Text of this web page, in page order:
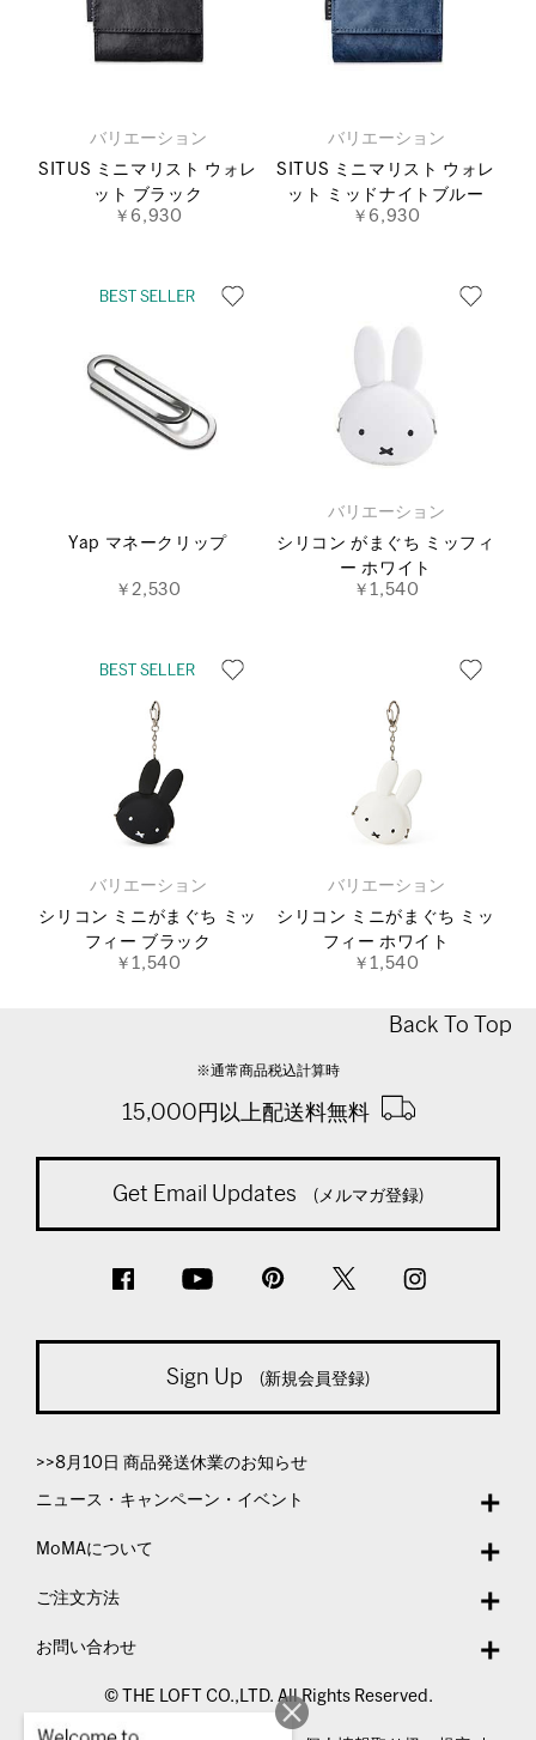
バリエーション
SITUS ミニマリスト ウォレ
ット ブラック
￥6,930
バリエーション
SITUS ミニマリスト ウォレ
ット ミッドナイトブルー
￥6,930
Yap マネークリップ
￥2,530
バリエーション
シリコン がまぐち ミッフィ
ー ホワイト
￥1,540
バリエーション
シリコン ミニがまぐち ミッ
フィー ブラック
￥1,540
バリエーション
シリコン ミニがまぐち ミッ
フィー ホワイト
￥1,540
Back To Top
※通常商品税込計算時
15,000円以上配送料無料
Get Email Updates (メルマガ登録)
Sign Up (新規会員登録)
>>8月10日 商品発送休業のお知らせ
ニュース・キャンペーン・イベント
MoMAについて
ご注文方法
お問い合わせ
© THE LOFT CO.,LTD. All Rights Reserved.